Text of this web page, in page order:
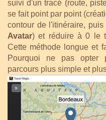
suivi d'un tracé (route,
se fait point par point
contour de l'itinéraire,
Avatar) et réduire à 0 le
Cette méthode longue et
Pourquoi ne pas opter
parcours plus simple et